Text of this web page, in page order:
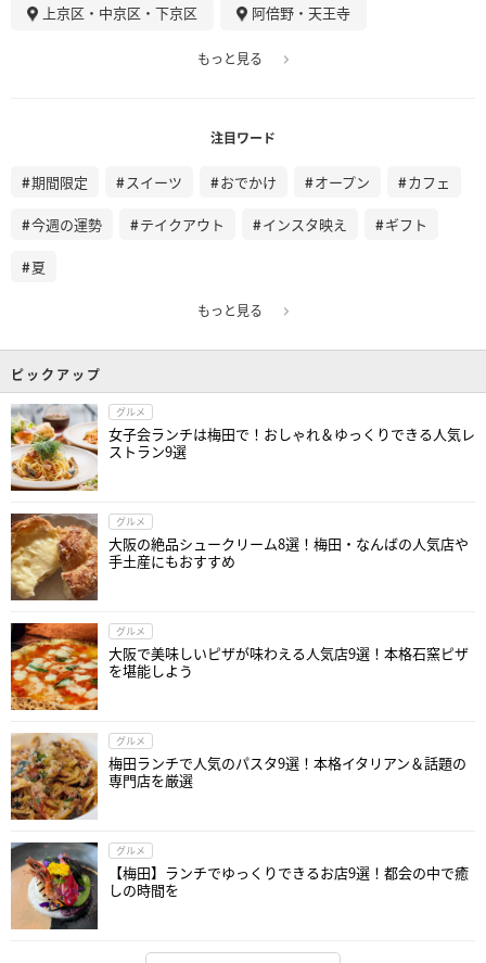
上京区・中京区・下京区 阿倍野・天王寺
もっと見る
注目ワード
期間限定 スイーツ おでかけ オープン カフェ
今週の運勢 テイクアウト インスタ映え ギフト
夏
もっと見る
ピックアップ
グルメ
女子会ランチは梅田で！おしゃれ＆ゆっくりできる人気レ
ストラン9選
グルメ
大阪の絶品シュークリーム8選！梅田・なんばの人気店や
手土産にもおすすめ
グルメ
大阪で美味しいピザが味わえる人気店9選！本格石窯ピザ
を堪能しよう
グルメ
梅田ランチで人気のパスタ9選！本格イタリアン＆話題の
専門店を厳選
グルメ
【梅田】ランチでゆっくりできるお店9選！都会の中で癒
しの時間を